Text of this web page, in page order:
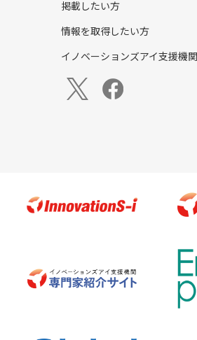
掲載したい方
情報を取得したい方
イノベーションズアイ支援機関